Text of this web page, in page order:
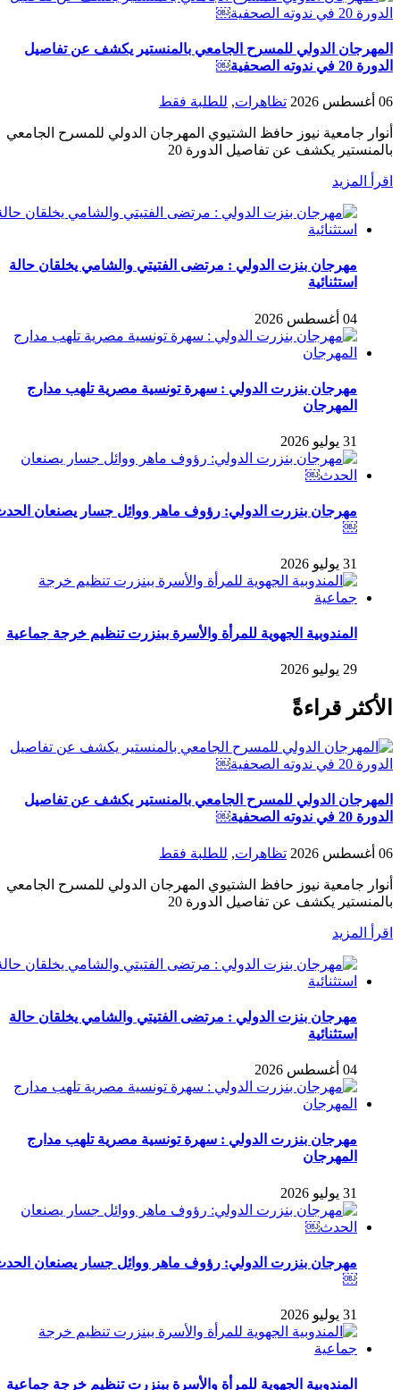
المهرجان الدولي للمسرح الجامعي بالمنستير يكشف عن تفاصيل
الدورة 20 في ندوته الصحفية￼
06 أغسطس 2026 تظاهرات, للطلبة فقط
أنوار جامعية نيوز حافظ الشتيوي المهرجان الدولي للمسرح الجامعي
بالمنستير يكشف عن تفاصيل الدورة 20
اقرأ المزيد
مهرجان بنزت الدولي : مرتضى الفتيتي والشامي يخلقان حالة
استثنائية
04 أغسطس 2026
مهرجان بنزرت الدولي : سهرة تونسية مصرية تلهب مدارج
المهرجان
31 يوليو 2026
مهرجان بنزرت الدولي: رؤوف ماهر ووائل جسار يصنعان
￼
31 يوليو 2026
المندوبية الجهوية للمرأة والأسرة ببنزرت تنظيم خرجة جماعية
29 يوليو 2026
الأكثر قراءةً
المهرجان الدولي للمسرح الجامعي بالمنستير يكشف عن تفاصيل
الدورة 20 في ندوته الصحفية￼
06 أغسطس 2026 تظاهرات, للطلبة فقط
أنوار جامعية نيوز حافظ الشتيوي المهرجان الدولي للمسرح الجامعي
بالمنستير يكشف عن تفاصيل الدورة 20
اقرأ المزيد
مهرجان بنزت الدولي : مرتضى الفتيتي والشامي يخلقان حالة
استثنائية
04 أغسطس 2026
مهرجان بنزرت الدولي : سهرة تونسية مصرية تلهب مدارج
المهرجان
31 يوليو 2026
مهرجان بنزرت الدولي: رؤوف ماهر ووائل جسار يصنعان
￼
31 يوليو 2026
المندوبية الجهوية للمرأة والأسرة ببنزرت تنظيم خرجة جماعية